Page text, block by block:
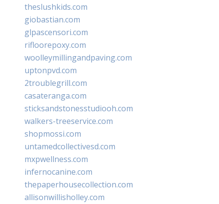
theslushkids.com
giobastian.com
glpascensori.com
rifloorepoxy.com
woolleymillingandpaving.com
uptonpvd.com
2troublegrill.com
casateranga.com
sticksandstonesstudiooh.com
walkers-treeservice.com
shopmossi.com
untamedcollectivesd.com
mxpwellness.com
infernocanine.com
thepaperhousecollection.com
allisonwillisholley.com